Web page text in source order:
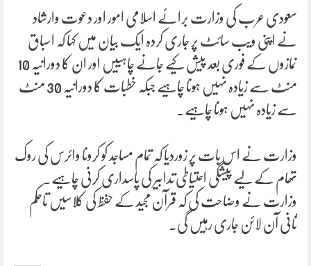
سعودی عرب کی وزارت برائے اسلامی امور اور دعوت وارشاد
نے اپنی ویب سائٹ پر جاری کردہ ایک بیان میں کہا کہ اسباق
نمازوں کے فوری بعد پیش کیے جانے چاہییں اور ان کا دورانیہ 10
منٹ سے زیادہ نہیں ہونا چاہیے جبکہ خطبات کا دورانیہ 30 منٹ
سے زیادہ نہیں ہونا چاہیے۔
وزارت نے اس بات پر زوردیا کہ تمام مساجد کو کرونا وائرس کی روک
تھام کے لیے پیشگی احتیاطی تدابیر کی پاسداری کرنی چاہیے۔
وزارت نے وضاحت کی کہ قرآن مجید کے حفظ کی کلاسیں تاحکم
ثانی آن لائن جاری رہیں گی۔